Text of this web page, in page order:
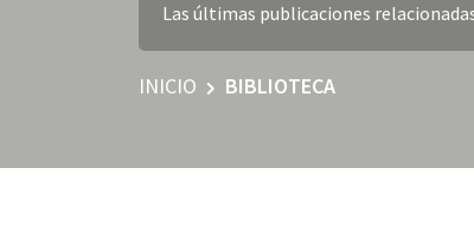
Las últimas publicaciones
INICIO BIBLIOTECA